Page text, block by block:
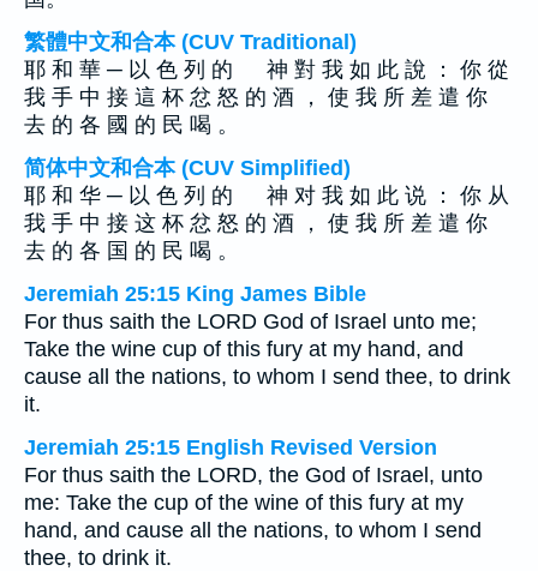
繁體中文和合本 (CUV Traditional)
耶 和 華 ─ 以 色 列 的 神 對 我 如 此 說 ： 你 從
我 手 中 接 這 杯 忿 怒 的 酒 ， 使 我 所 差 遣 你
去 的 各 國 的 民 喝 。
简体中文和合本 (CUV Simplified)
耶 和 华 ─ 以 色 列 的 神 对 我 如 此 说 ： 你 从
我 手 中 接 这 杯 忿 怒 的 酒 ， 使 我 所 差 遣 你
去 的 各 国 的 民 喝 。
Jeremiah 25:15 King James Bible
For thus saith the LORD God of Israel unto me;
Take the wine cup of this fury at my hand, and
cause all the nations, to whom I send thee, to drink
it.
Jeremiah 25:15 English Revised Version
For thus saith the LORD, the God of Israel, unto
me: Take the cup of the wine of this fury at my
hand, and cause all the nations, to whom I send
thee, to drink it.